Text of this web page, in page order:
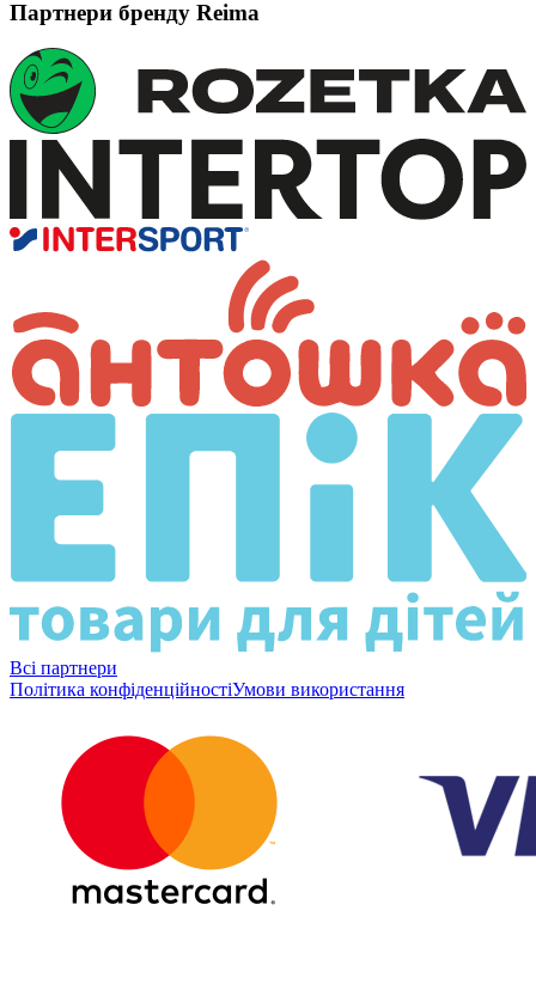
Партнери бренду Reima
Всі партнери
Політика конфіденційностіУмови використання